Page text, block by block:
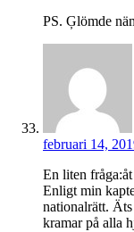
PS. Ģlömde
februari 14,
En liten
Enligt min
nationalrätt. Äts
kramar på alla